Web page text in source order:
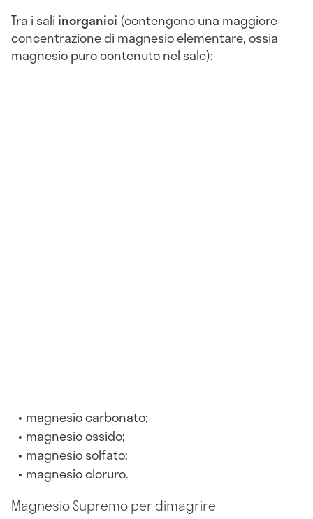
Tra i sali inorganici (contengono una maggiore
concentrazione di magnesio elementare, ossia
magnesio puro contenuto nel sale):
magnesio carbonato;
magnesio ossido;
magnesio solfato;
magnesio cloruro.
Magnesio Supremo per dimagrire